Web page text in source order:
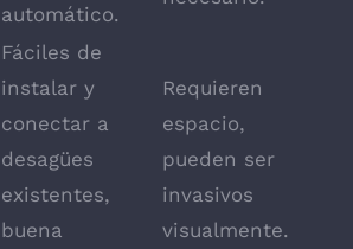
automático.
Fáciles de
instalar y
conectar a
desagües
existentes,
buena
Requieren
espacio,
pueden ser
invasivos
visualmente.